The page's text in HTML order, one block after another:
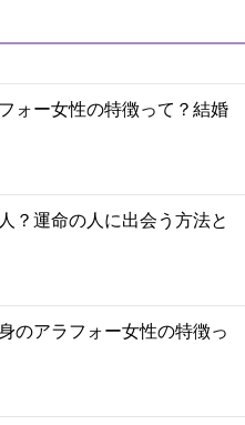
ォー女性の特徴って？結婚
？運命の人に出会う方法と
のアラフォー女性の特徴っ